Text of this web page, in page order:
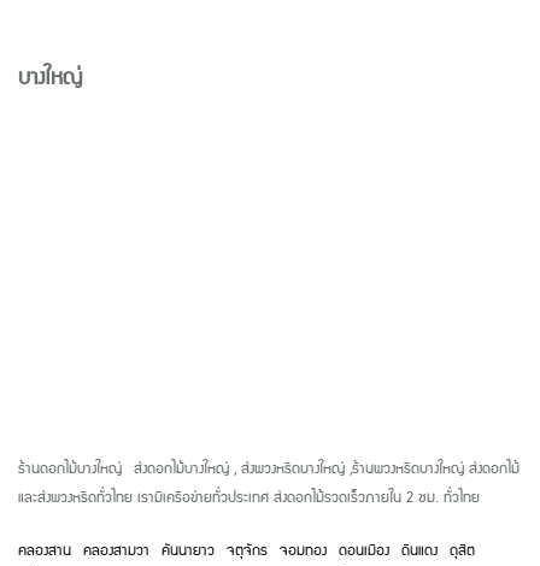
บางใหญ่
ร้านดอกไม้บางใหญ่ ส่งดอกไม้บางใหญ่,ส่งพวงหรีดบางใหญ่,ร้านพวงหรีดบางใหญ่ ส่งดอกไม้
และส่งพวงหรีดทั่วไทย เรามีเครือข่ายทั่วประเทศ ส่งดอกไม้รวดเร็วภายใน2ชม. ทั่วไทย
คลองสาน คลองสามวา คันนายาว จตุจักร จอมทอง ดอนเมือง ดินแดง ดุสิต